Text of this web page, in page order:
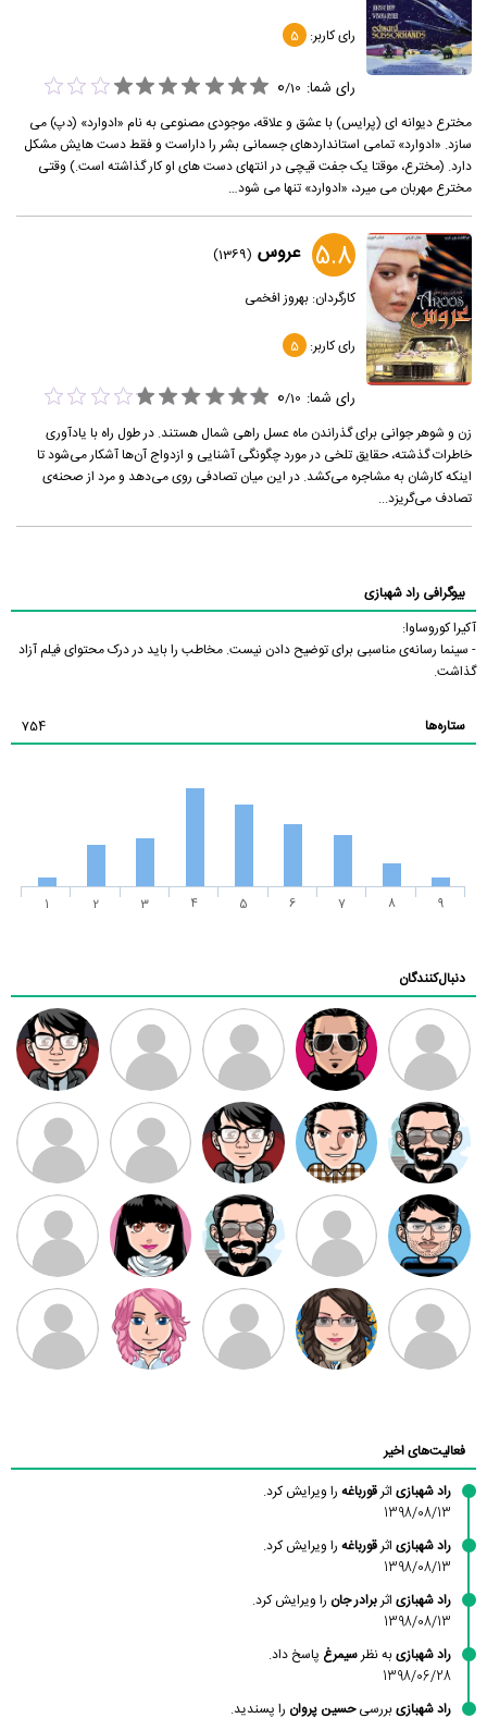
رای کاربر: 5
رای شما: 0/10
مخترع دیوانه ای (پرایس) با عشق و علاقه، موجودی مصنوعی به نام «ادوارد» (دپ) می
سازد. «ادوارد» تمامی استانداردهای جسمانی بشر را داراست و فقط دست هایش مشکل
دارد. (مخترع، موقتا یک جفت قیچی در انتهای دست های او کار گذاشته است.) وقتی
مخترع مهربان می میرد، «ادوارد» تنها می شود…
5.8 عروس (1369)
کارگردان:بهروز افخمی
رای کاربر: 5
رای شما: 0/10
زن و شوهر جوانی برای گذراندن ماه عسل راهی شمال هستند. در طول راه با یادآوری
خاطرات گذشته، حقایق تلخی در مورد چگونگی آشنایی و ازدواج آن‌ها آشکار می‌شود تا
اینکه کارشان به مشاجره می‌کشد. در این میان تصادفی روی می‌دهد و مرد از صحنه‌ی
تصادف می‌گریزد...
بیوگرافی راد شهبازی
آکیرا کوروساوا:
- سینما رسانه‌ی مناسبی برای توضیح دادن نیست. مخاطب را باید در درک محتوای فیلم آزاد
گذاشت.
ستاره‌ها 754
1 2 3 4 5 6 7 8 9
دنبال‌کنندگان
ممدرضا رضا کاظمی زهرا ~ ابتین
سید محمد
موسوی
مهدی فرهمند مهدی سلطانی داود رضیی
طرفدار میلی
بابی براون
کیوان کیانی
سامان راحمی امیردلتا امیروو ملیکا منتظری عارفه داستانپور
فعالیت‌های اخیر
راد شهبازی اثرقورباغه را ویرایش کرد.
1398/08/13
راد شهبازی اثرقورباغه را ویرایش کرد.
1398/08/13
راد شهبازی اثربرادر جان را ویرایش کرد.
1398/08/13
راد شهبازیبه نظرسیمرغ پاسخ داد.
1398/06/28
راد شهبازیبررسیحسین پروان را پسندید.